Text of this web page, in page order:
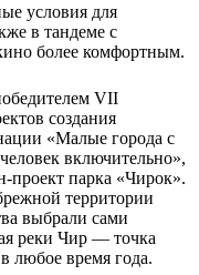
условия для
в тандеме с
более комфортным.
VII
создания
«Малые города с
включительно»,
проект парка «Чирок».
территории
выбрали сами
реки Чир — точка
любое время года.